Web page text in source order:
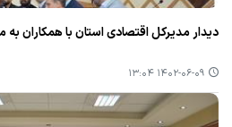
دیدار مدیركل اقتصادی استان با همكاران به
۱۴۰۲-۰۶-۰۹ ۱۳:۰۴